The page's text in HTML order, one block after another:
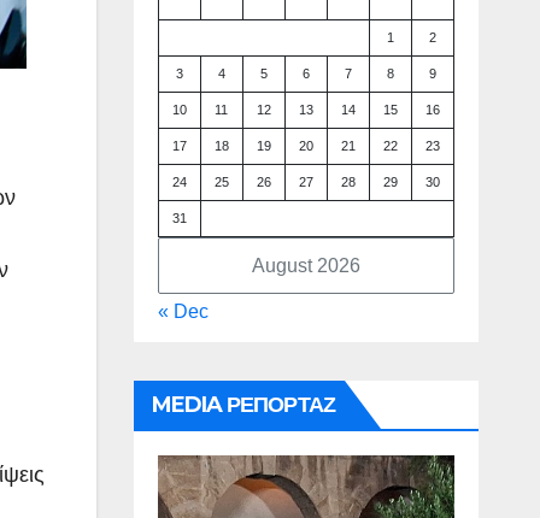
August 2026
1 2
3 4 5 6 7 8 9
10 11 12 13 14 15 16
17 18 19 20 21 22 23
24 25 26 27 28 29 30
31
« Dec
MEDIA ΡΕΠΟΡΤΑΖ